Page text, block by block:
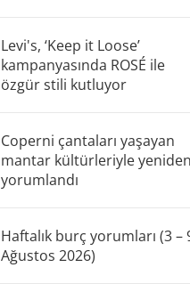
Levi's, ‘Keep it Loose’
kampanyasında ROSÉ ile
özgür stili kutluyor
Coperni çantaları yaşayan
mantar kültürleriyle yeniden
yorumlandı
Haftalık burç yorumları (3 –
Ağustos 2026)